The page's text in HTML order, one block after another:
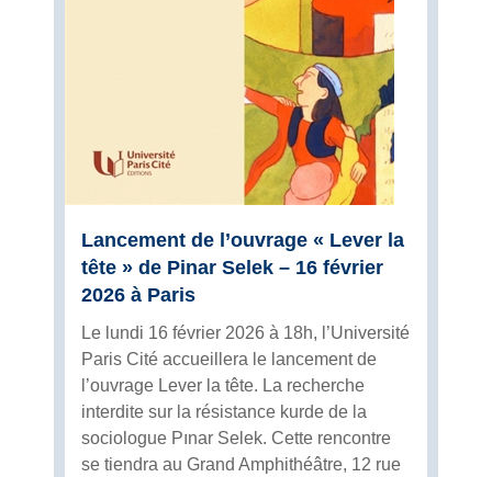
Lancement de l’ouvrage « Lever la
tête » de Pinar Selek – 16 février
2026 à Paris
Le lundi 16 février 2026 à 18h, l’Université
Paris Cité accueillera le lancement de
l’ouvrage Lever la tête. La recherche
interdite sur la résistance kurde de la
sociologue Pınar Selek. Cette rencontre
se tiendra au Grand Amphithéâtre, 12 rue